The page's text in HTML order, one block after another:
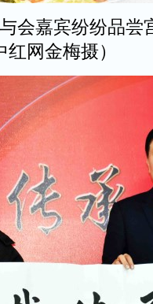
会嘉宾纷纷品尝
红网金梅摄）